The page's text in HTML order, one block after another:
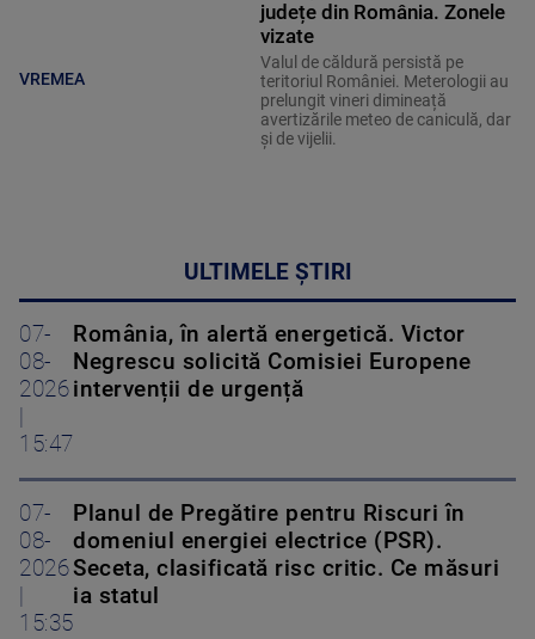
VREMEA
județe din România. Zonele
vizate
Valul de căldură persistă pe
teritoriul României. Meterologii au
prelungit vineri dimineață
avertizările meteo de caniculă, dar
și de vijelii.
ULTIMELE ȘTIRI
07-
08-
2026
15:47
România, în alertă energetică. Victor
Negrescu solicită Comisiei Europene
intervenții de urgență
07-
08-
2026
15:35
Planul de Pregătire pentru Riscuri în
domeniul energiei electrice (PSR).
Seceta, clasificată risc critic. Ce măsuri
ia statul